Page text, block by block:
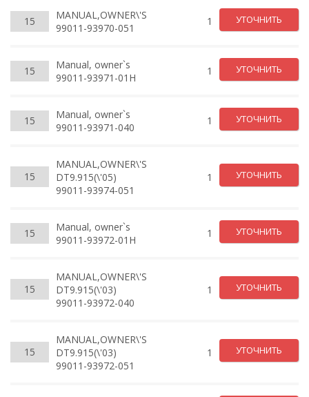
15
MANUAL,OWNER\'S
99011-93970-051
1 УТОЧНИТЬ
15
Manual, owner`s
99011-93971-01H
1 УТОЧНИТЬ
15
Manual, owner`s
99011-93971-040
1 УТОЧНИТЬ
15
MANUAL,OWNER\'S
DT9.915(\'05)
99011-93974-051
1 УТОЧНИТЬ
15
Manual, owner`s
99011-93972-01H
1 УТОЧНИТЬ
15
MANUAL,OWNER\'S
DT9.915(\'03)
99011-93972-040
1 УТОЧНИТЬ
15
MANUAL,OWNER\'S
DT9.915(\'03)
99011-93972-051
1 УТОЧНИТЬ